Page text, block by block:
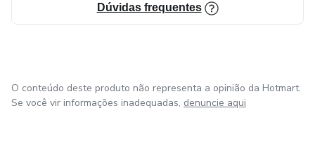
Dúvidas frequentes
O conteúdo deste produto não representa a opinião da Hotmart.
Se você vir informações inadequadas, denuncie aqui